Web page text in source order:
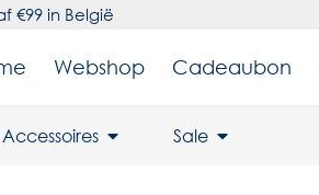
€99 in België
Webshop Cadeaubon
Accessoires Sale